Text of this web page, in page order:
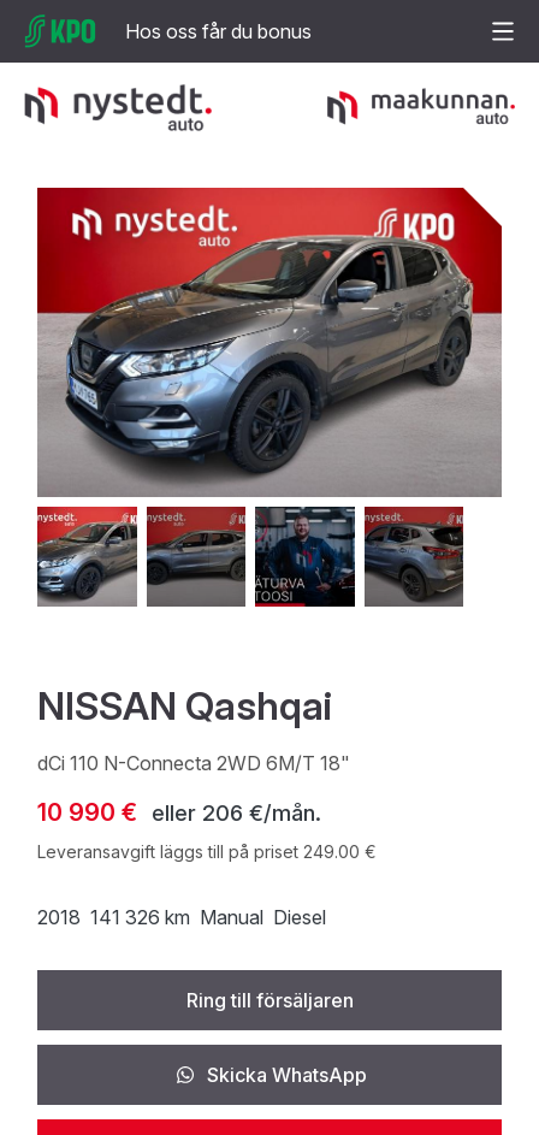
Hos oss får du bonus
NISSAN Qashqai
dCi 110 N-Connecta 2WD 6M/T 18"
10 990 € eller 206 €/mån.
Leveransavgift läggs till på priset 249.00 €
2018 141 326 km Manual Diesel
Ring till försäljaren
Skicka WhatsApp